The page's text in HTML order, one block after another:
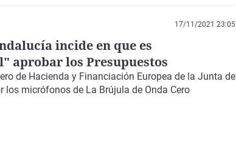
17/11/2021 23:05
incide en que es
aprobar los Presupuestos
de Hacienda y Financiación Europea de la Junta de
los micrófonos de La Brújula de Onda Cero